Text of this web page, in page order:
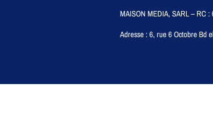
MAISON MEDIA, SARL – RC
Adresse :6, rue 6 Octobre Bd